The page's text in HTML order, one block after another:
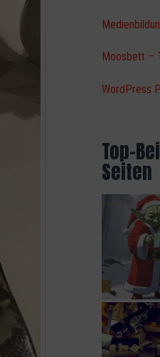
Moosbett –
WordPress
Top-
Seiten